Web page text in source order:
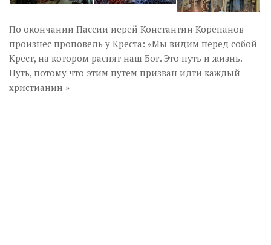
По окончании Пассии иерей Константин Корепанов
произнес проповедь у Креста: «Мы видим перед собой
Крест, на котором распят наш Бог. Это путь и жизнь.
Путь, потому что этим путем призван идти каждый
христианин »